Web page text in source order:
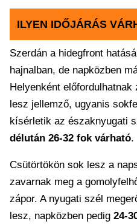
ILYEN IDŐJÁRÁS
Szerdán a hidegfront
hajnalban, de napközben
Helyenként
lesz jellemző, ugyanis
kísérletik az északnyugati
délután 26-32 fok várható.
Csütörtökön sok lesz a
zavarnak meg a
zápor. A nyugati szél
lesz, napközben pedig 24-